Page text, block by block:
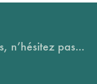
n’hésitez pas...